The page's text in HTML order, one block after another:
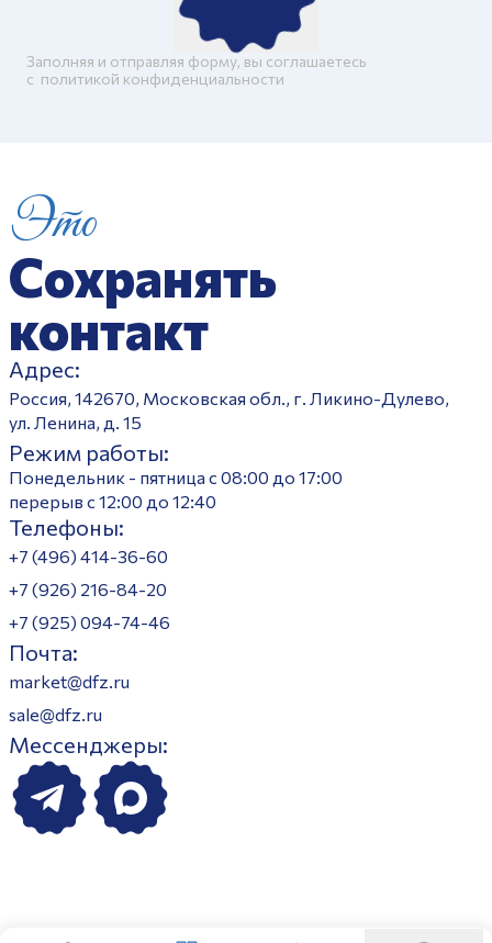
Заполняя и отправляя форму, вы соглашаетесь
c политикой конфиденциальности
Это
Сохранять
контакт
Адрес:
Россия, 142670, Московская обл., г. Ликино-Дулево,
ул. Ленина, д. 15
Режим работы:
Понедельник - пятница с 08:00 до 17:00
перерыв с 12:00 до 12:40
Телефоны:
+7 (496) 414-36-60
+7 (926) 216-84-20
+7 (925) 094-74-46
Почта:
market@dfz.ru
sale@dfz.ru
Мессенджеры: